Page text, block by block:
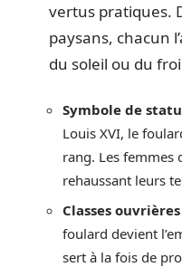
vertus pratiques.
paysans, chacun
du soleil ou du
Symbole de
Louis XVI, le
rang. Les femmes
rehaussant leurs
Classes ouvrières
foulard devient
sert à la fois de